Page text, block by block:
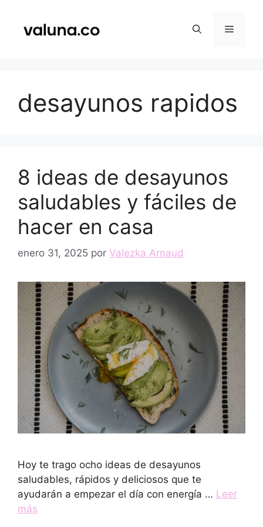
contenido
Menú
desayunos rapidos
8 ideas de desayunos
saludables y fáciles de
hacer en casa
enero 31, 2025 por Valezka Arnaud
Hoy te trago ocho ideas de desayunos
saludables, rápidos y deliciosos que te
ayudarán a empezar el día con energía … Leer
más